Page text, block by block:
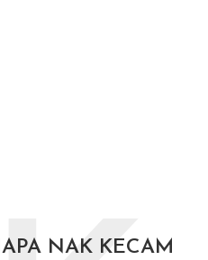
NAK KECAM